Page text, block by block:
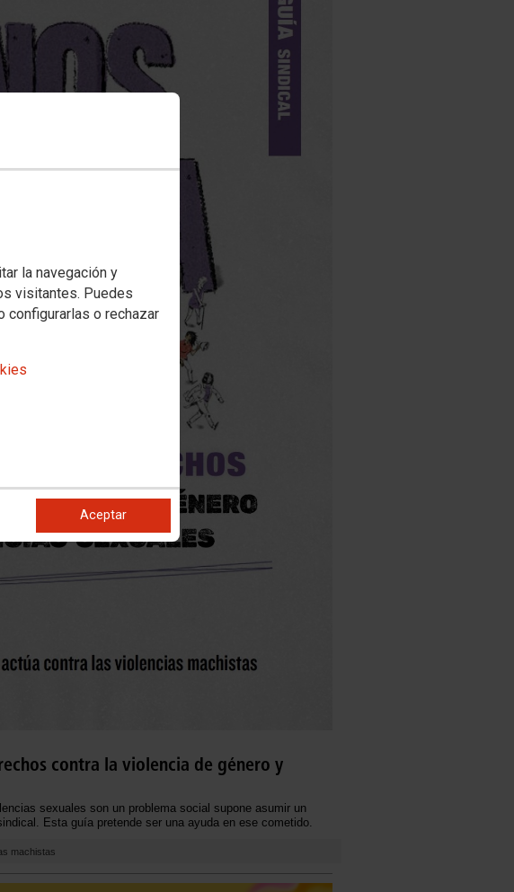
la navegación y
visitantes. Puedes
configurarlas o rechazar
Aceptar
contra la violencia de género y
sexuales son un problema social supone asumir un
Esta guía pretende ser una ayuda en ese cometido.
machistas